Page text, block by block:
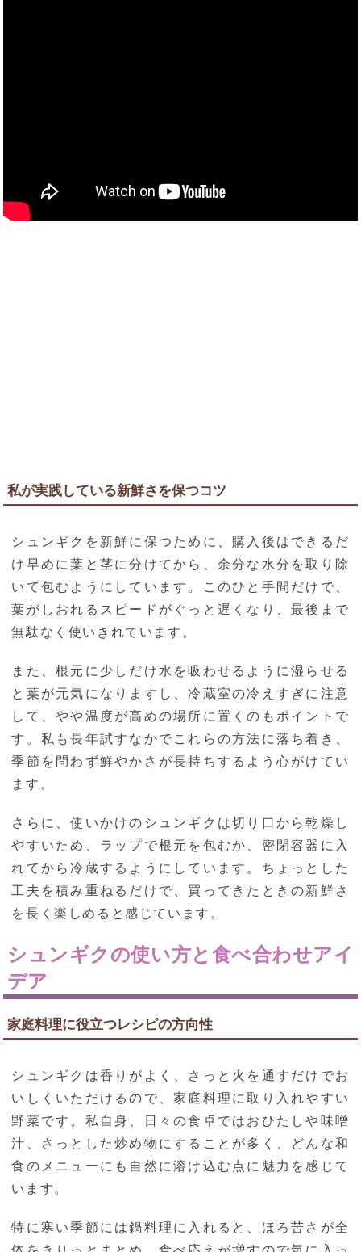
私が実践している新鮮さを保つコツ
シュンギクを新鮮に保つために、購入後はできるだ
け早めに葉と茎に分けてから、余分な水分を取り除
いて包むようにしています。このひと手間だけで、
葉がしおれるスピードがぐっと遅くなり、最後まで
無駄なく使いきれています。
また、根元に少しだけ水を吸わせるように湿らせる
と葉が元気になりますし、冷蔵室の冷えすぎに注意
して、やや温度が高めの場所に置くのもポイントで
す。私も長年試すなかでこれらの方法に落ち着き、
季節を問わず鮮やかさが長持ちするよう心がけてい
ます。
さらに、使いかけのシュンギクは切り口から乾燥し
やすいため、ラップで根元を包むか、密閉容器に入
れてから冷蔵するようにしています。ちょっとした
工夫を積み重ねるだけで、買ってきたときの新鮮さ
を長く楽しめると感じています。
シュンギクの使い方と食べ合わせアイ
デア
家庭料理に役立つレシピの方向性
シュンギクは香りがよく、さっと火を通すだけでお
いしくいただけるので、家庭料理に取り入れやすい
野菜です。私自身、日々の食卓ではおひたしや味噌
汁、さっとした炒め物にすることが多く、どんな和
食のメニューにも自然に溶け込む点に魅力を感じて
います。
特に寒い季節には鍋料理に入れると、ほろ苦さが全